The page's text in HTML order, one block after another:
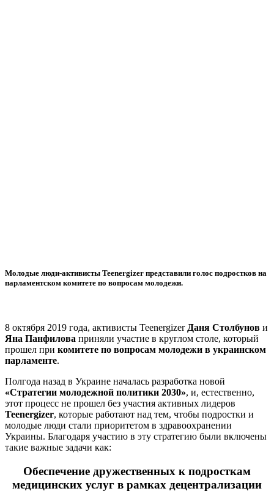
Молодые люди-активисты Teenergizer представили голос подростков на
парламентском комитете по вопросам молодежи.
8 октября 2019 года, активисты Teenergizer Даня Столбунов и
Яна Панфилова приняли участие в круглом столе, который
прошел при комитете по вопросам молодежи в украинском
парламенте.
Полгода назад в Украине началась разработка новой
«Стратегии молодежной политики 2030», и, естественно,
этот процесс не прошел без участия активных лидеров
Teenergizer, которые работают над тем, чтобы подростки и
молодые люди стали приоритетом в здравоохранении
Украины. Благодаря участию в эту стратегию были включены
такие важные задачи как:
Обеспечение дружественных к подросткам
медицинских услуг в рамках децентрализации